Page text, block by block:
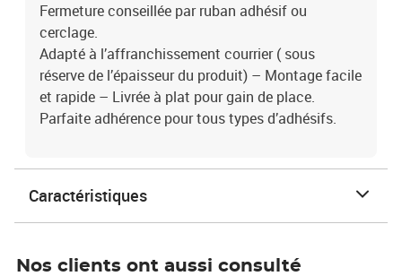
Fermeture conseillée par ruban adhésif ou
cerclage.
Adapté à l’affranchissement courrier ( sous
réserve de l’épaisseur du produit) – Montage facile
et rapide – Livrée à plat pour gain de place.
Parfaite adhérence pour tous types d’adhésifs.
Caractéristiques
Nos clients ont aussi consulté